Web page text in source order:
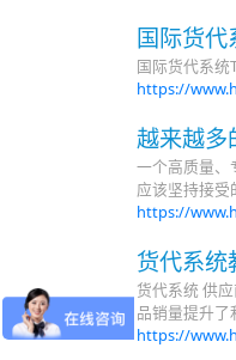
国际货代
国际货代系统
https://
越来越多
一个高质量、
应该坚持接
https://
货代系
货代系统 供
品销量提升了
https://